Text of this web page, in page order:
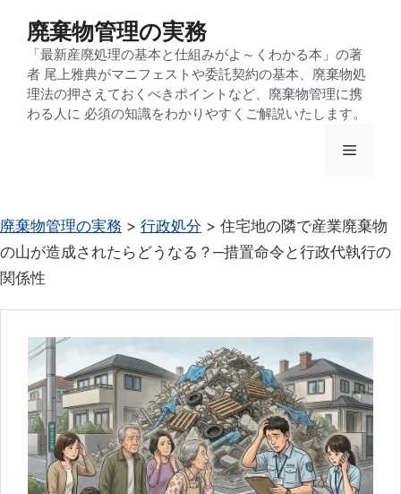
ッ
プ
廃棄物管理の実務
「最新産廃処理の基本と仕組みがよ～くわかる本」の著
者 尾上雅典がマニフェストや委託契約の基本、廃棄物処
理法の押さえておくべきポイントなど、廃棄物管理に携
わる人に 必須の知識をわかりやすくご解説いたします。
メ
ュ
ー
廃棄物管理の実務 > 行政処分 > 住宅地の隣で産業廃棄物
の山が造成されたらどうなる？─措置命令と行政代執行の
関係性